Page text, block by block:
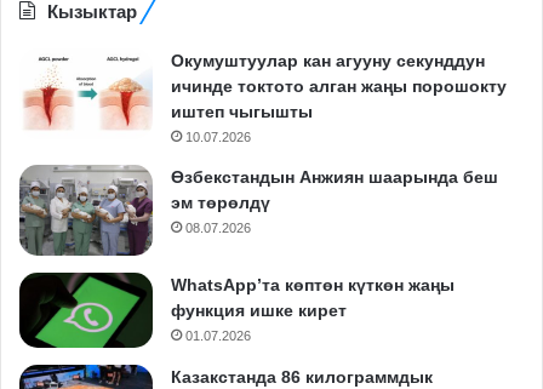
Кызыктар
Окумуштуулар кан агууну секунддун
ичинде токтото алган жаңы порошокту
иштеп чыгышты
10.07.2026
Өзбекстандын Анжиян шаарында беш
эм төрөлдү
08.07.2026
WhatsApp’та көптөн күткөн жаңы
функция ишке кирет
01.07.2026
Казакстанда 86 килограммдык